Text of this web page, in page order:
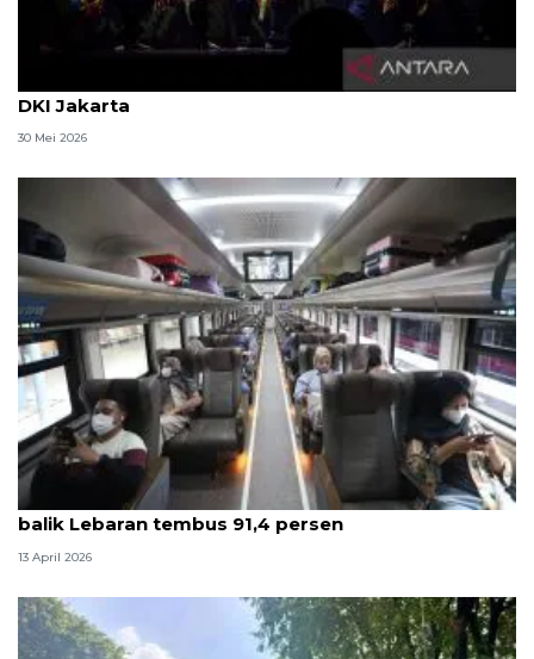
Ragam rekomendasi wisata libur Lebaran 2026 di
DKI Jakarta
30 Mei 2026
Survei ANTARA: Kepuasan pelanggan KAI saat arus
balik Lebaran tembus 91,4 persen
13 April 2026